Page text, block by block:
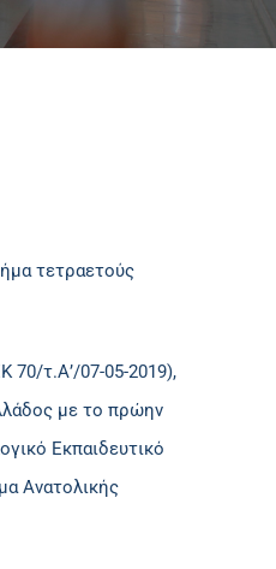
τετραετούς
τ.Α’/07-05-2019),
με το πρώην
Εκπαιδευτικό
Ανατολικής